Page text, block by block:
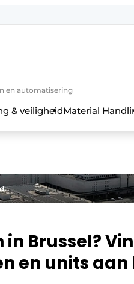
en automatisering
& veiligheidMaterial
Brussel?
en units